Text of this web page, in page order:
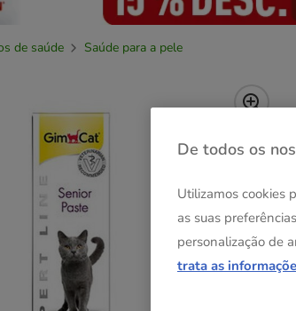
de saúde
Saúde para a pele
De todos os
Utilizamos cookies
as suas
personalização de
trata as